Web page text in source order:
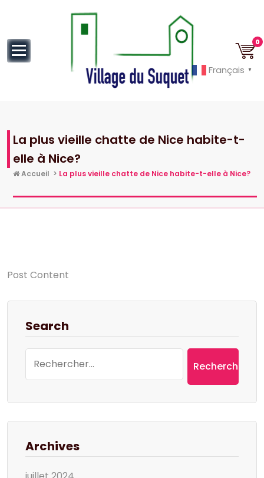
0
La plus vieille chatte de Nice habite-t-
elle à Nice?
Accueil > La plus vieille chatte de Nice habite-t-elle à Nice?
Post Content
Search
Archives
Français ▼